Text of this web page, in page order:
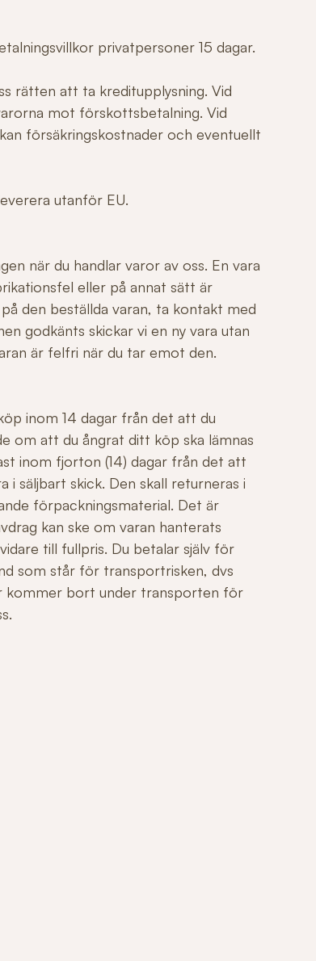
privatpersoner 15 dagar.
rätten att ta kreditupplysning. Vid
mot förskottsbetalning. Vid
försäkringskostnader och eventuellt
utanför EU.
när du handlar varor av oss. En vara
eller på annat sätt är
den beställda varan, ta kontakt med
godkänts skickar vi en ny vara utan
är felfri när du tar emot den.
inom 14 dagar från det att du
om att du ångrat ditt köp ska lämnas
inom fjorton (14) dagar från det att
i säljbart skick. Den skall returneras i
förpackningsmaterial. Det är
kan ske om varan hanterats
till fullpris. Du betalar själv för
som står för transportrisken, dvs
kommer bort under transporten för